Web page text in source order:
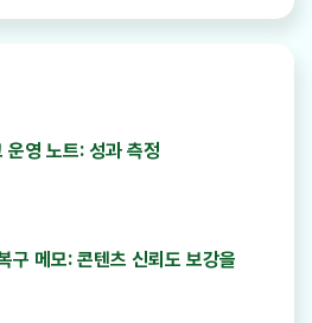
영 노트: 성과 측정
메모: 콘텐츠 신뢰도 보강을